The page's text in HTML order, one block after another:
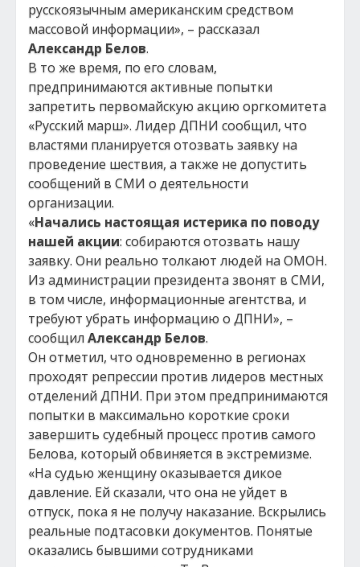
русскоязычным американским средством
массовой информации», – рассказал
Александр Белов.
В то же время, по его словам,
предпринимаются активные попытки
запретить первомайскую акцию оргкомитета
«Русский марш». Лидер ДПНИ сообщил, что
властями планируется отозвать заявку на
проведение шествия, а также не допустить
сообщений в СМИ о деятельности
организации.
«Начались настоящая истерика по поводу
нашей акции: собираются отозвать нашу
заявку. Они реально толкают людей на ОМОН.
Из администрации президента звонят в СМИ,
в том числе, информационные агентства, и
требуют убрать информацию о ДПНИ», –
сообщилАлександр Белов.
Он отметил, что одновременно в регионах
проходят репрессии против лидеров местных
отделений ДПНИ. При этом предпринимаются
попытки в максимально короткие сроки
завершить судебный процесс против самого
Белова, который обвиняется в экстремизме.
«На судью женщину оказывается дикое
давление. Ей сказали, что она не уйдет в
отпуск, пока я не получу наказание. Вскрылись
реальные подтасовки документов. Понятые
оказались бывшими сотрудниками